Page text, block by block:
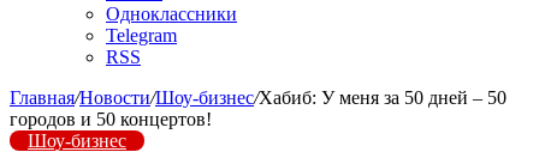
Одноклассники
Telegram
RSS
Главная/Новости/Шоу-бизнес/Хабиб: У меня за 50 дней – 50
городов и 50 концертов!
Шоу-бизнес